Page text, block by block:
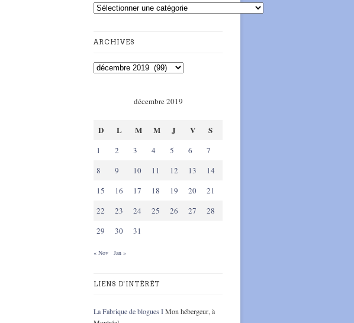
ARCHIVES
décembre 2019
D L M M J V S
1 2 3 4 5 6
7
8
9 10 11 12 13
14
15
16 17 18 19 20
21
22
23 24 25 26 27
28
29
30 31
« Nov Jan »
LIENS D'INTÉRÊT
La Fabrique de blogues IMon hébergeur, à